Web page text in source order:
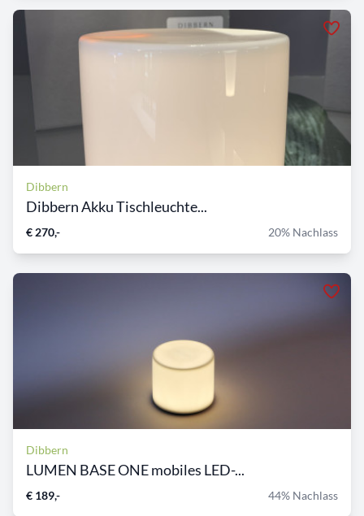
Dibbern
Dibbern Akku Tischleuchte...
€ 270,- 20% Nachlass
Dibbern
LUMEN BASE ONE mobiles LED-...
€ 189,- 44% Nachlass